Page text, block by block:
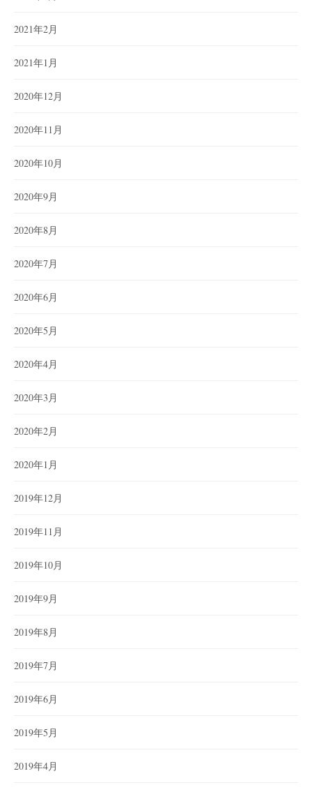
2021年2月
2021年1月
2020年12月
2020年11月
2020年10月
2020年9月
2020年8月
2020年7月
2020年6月
2020年5月
2020年4月
2020年3月
2020年2月
2020年1月
2019年12月
2019年11月
2019年10月
2019年9月
2019年8月
2019年7月
2019年6月
2019年5月
2019年4月